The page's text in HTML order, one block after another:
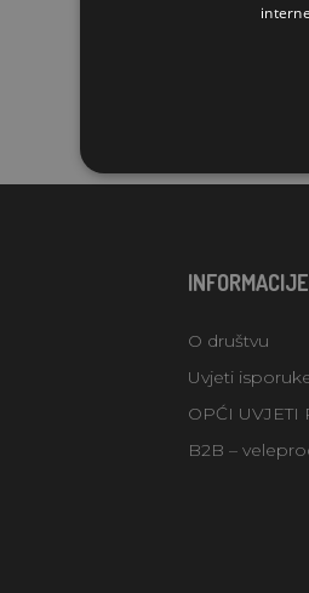
INFORMACIJE
O društvu
Uvjeti
OPĆI UVJETI
B2B –